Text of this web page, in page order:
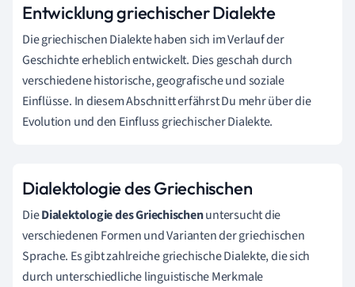
Entwicklung griechischer Dialekte
Die griechischen Dialekte haben sich im Verlauf der
Geschichte erheblich entwickelt. Dies geschah durch
verschiedene historische, geografische und soziale
Einflüsse. In diesem Abschnitt erfährst Du mehr über die
Evolution und den Einfluss griechischer Dialekte.
Dialektologie des Griechischen
DieDialektologie des Griechischenuntersucht die
verschiedenen Formen und Varianten der griechischen
Sprache. Es gibt zahlreiche griechische Dialekte, die sich
durch unterschiedliche linguistische Merkmale